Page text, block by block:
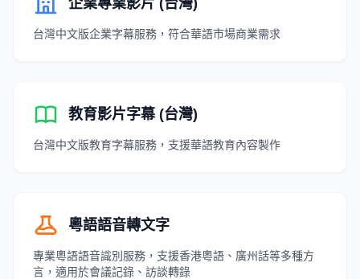
企業專業影片 (台灣)
台灣中文版企業字幕服務，符合華語市場商業需求
教育影片字幕 (台灣)
台灣中文版教育字幕服務，支援華語教育內容製作
粵語語音轉文字
專業粵語語音識別服務，支援香港粵語、廣州話等多種方
言，適用於會議記錄、訪談轉錄